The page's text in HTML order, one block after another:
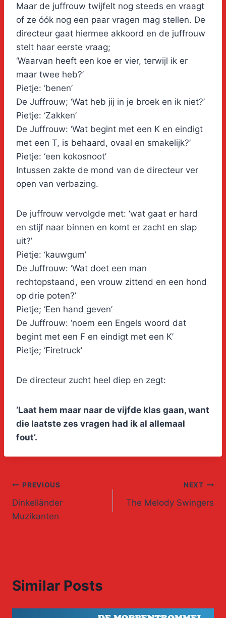
Maar de juffrouw twijfelt nog steeds en vraagt
of ze óók nog een paar vragen mag stellen. De
directeur gaat hiermee akkoord en de juffrouw
stelt haar eerste vraag;
‘Waarvan heeft een koe er vier, terwijl ik er
maar twee heb?’
Pietje: ‘benen’
De Juffrouw; ‘Wat heb jij in je broek en ik niet?’
Pietje: ‘Zakken’
De Juffrouw: ‘Wat begint met een K en eindigt
met een T, is behaard, ovaal en smakelijk?’
Pietje: ‘een kokosnoot’
Intussen zakte de mond van de directeur ver
open van verbazing.
De juffrouw vervolgde met: ‘wat gaat er hard
en stijf naar binnen en komt er zacht en slap
uit?’
Pietje: ‘kauwgum’
De Juffrouw: ‘Wat doet een man
rechtopstaand, een vrouw zittend en een hond
op drie poten?’
Pietje; ‘Een hand geven’
De Juffrouw: ‘noem een Engels woord dat
begint met een F en eindigt met een K’
Pietje; ‘Firetruck’
De directeur zucht heel diep en zegt:
‘Laat hem maar naar de vijfde klas gaan, want
die laatste zes vragen had ik al allemaal
fout’.
Post
navigation
PREVIOUS
Dinkelländer
Muzikanten
NEXT
The Melody Swingers
Similar Posts